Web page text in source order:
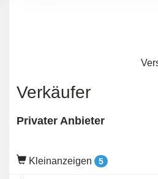
Verkäufer
Privater Anbieter
Kleinanzeigen 5